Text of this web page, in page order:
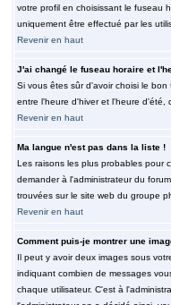
votre profil en choisissant le fuseau
uniquement être effectué par les
Revenir en haut
J'ai changé le fuseau horaire et
Si vous êtes sûr d'avoir choisi le
entre l'heure d'hiver et l'heure d'été,
Revenir en haut
Ma langue n'est pas dans la liste !
Les raisons les plus probables pour
demander à l'administrateur du
trouvées sur le site web du groupe
Revenir en haut
Comment puis-je montrer une
Il peut y avoir deux images sous
indiquant combien de messages
chaque utilisateur. C'est à